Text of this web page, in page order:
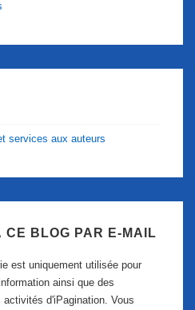
services aux auteurs
CE BLOG PAR E-MAIL
est uniquement utilisée pour
ainsi que des
d'iPagination. Vous